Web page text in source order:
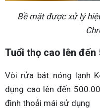
Bề mặt được xử lý
Tuổi thọ cao lên đến
Vòi rửa bát nóng lạnh
dụng cao lên đến
đình thoải mái sử dụng